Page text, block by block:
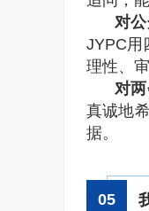
对
JYPC用
理性、
对
真诚地
据。
05